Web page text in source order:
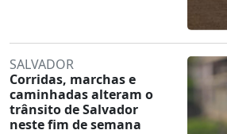
SALVADOR
Corridas, marchas e
caminhadas alteram o
trânsito de Salvador
neste fim de semana